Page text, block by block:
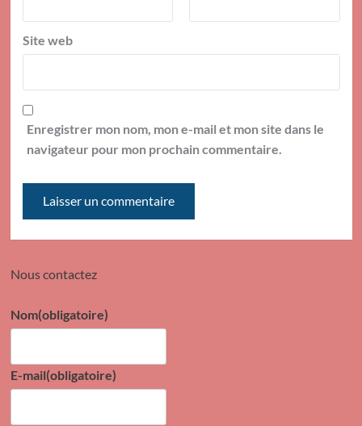
Site web
Enregistrer mon nom, mon e-mail et mon site dans le
navigateur pour mon prochain commentaire.
Nous contactez
Nom(obligatoire)
E-mail(obligatoire)